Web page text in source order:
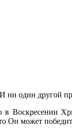
ни один другой
в Воскресении
может